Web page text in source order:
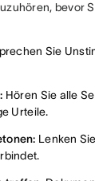
bevor
Sie
Hören Sie alle
Urteile.
Lenken